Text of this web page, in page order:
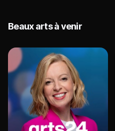
Beaux arts à venir